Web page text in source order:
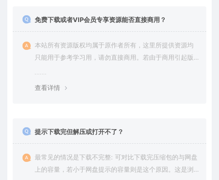
免费下载或者VIP会员专享资源能否直接商用？
本站所有资源版权均属于原作者所有，这里所提供资源均
只能用于参考学习用，请勿直接商用。若由于商用引起版
查看详情
提示下载完但解压或打开不了？
最常见的情况是下载不完整: 可对比下载完压缩包的与网盘
上的容量，若小于网盘提示的容量则是这个原因。这是浏